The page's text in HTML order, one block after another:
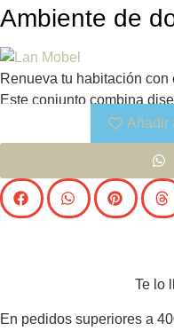
Ambiente de
Renueva tu habitación con
Este conjunto combina
ofrecerte un ambiente
materiales de alta calidad,
diferencia, como su cama
cajones para
quienes buscan un estilo
Añadir
Te lo
En pedidos superiores a